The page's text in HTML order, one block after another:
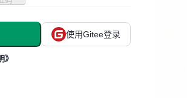
使用Gitee登录
》